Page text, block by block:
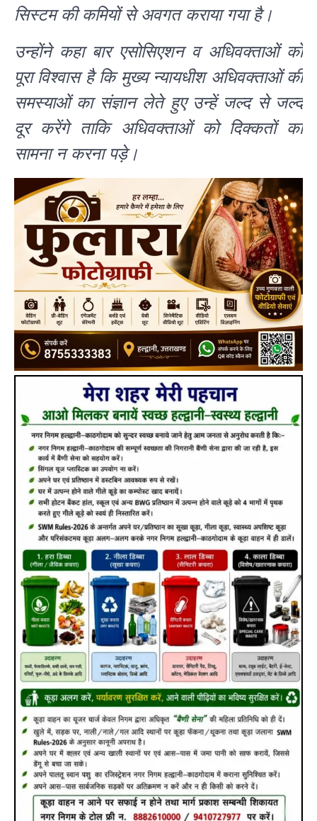
सिस्टम की कमियों से अवगत कराया गया है।
उन्होंने कहा बार एसोसिएशन व अधिवक्ताओं को
पूरा विश्वास है कि मुख्य न्यायधीश अधिवक्ताओं की
समस्याओं का संज्ञान लेते हुए उन्हें जल्द से जल्द
दूर करेंगे ताकि अधिवक्ताओं को दिक्कतों का
सामना न करना पड़े।